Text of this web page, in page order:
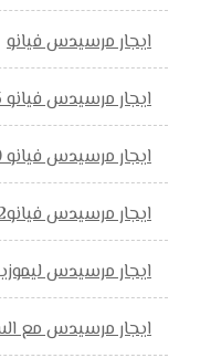
ايجار مرسيدس فيانو
ايجار مرسيدس فيانو 2023
ايجار مرسيدس فيانو V250
ايجار مرسيدس فيانو2022
ايجار مرسيدس
ايجار مرسيدس مع